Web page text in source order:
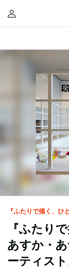
『ふたりで描く、ひ
『ふたり
あすか・
ーティス